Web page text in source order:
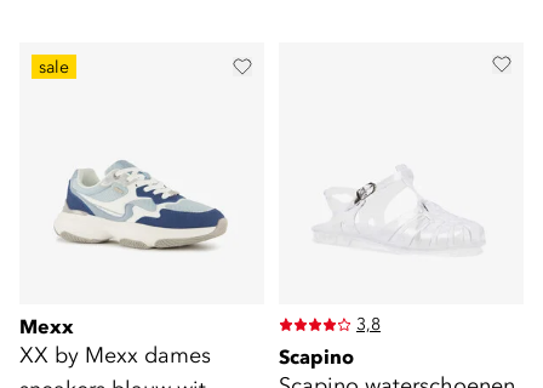
sale
Mexx
XX by Mexx dames
3,8
Scapino